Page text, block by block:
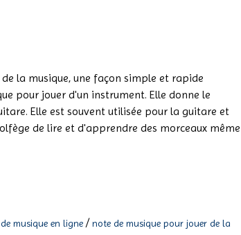
la musique, une façon simple et rapide
pour jouer d'un instrument. Elle donne le
Elle est souvent utilisée pour la guitare et
de lire et d'apprendre des morceaux même
musique en ligne /note de musique pour jouer de la